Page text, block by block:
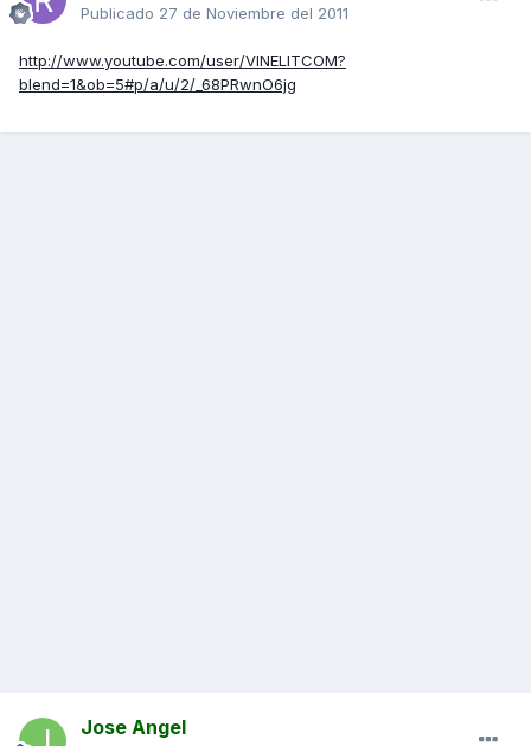
Publicado 27 de Noviembre del 2011
http://www.youtube.com/user/VINELITCOM?
blend=1&ob=5#p/a/u/2/_68PRwnO6jg
Jose Angel